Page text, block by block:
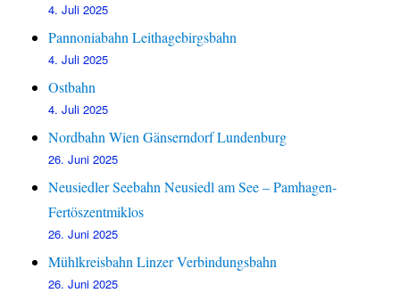
4. Juli 2025
Pannoniabahn Leithagebirgsbahn
4. Juli 2025
Ostbahn
4. Juli 2025
Nordbahn Wien Gänserndorf Lundenburg
26. Juni 2025
Neusiedler Seebahn Neusiedl am See – Pamhagen-
Fertöszentmiklos
26. Juni 2025
Mühlkreisbahn Linzer Verbindungsbahn
26. Juni 2025